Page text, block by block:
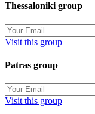
Thessaloniki group
Visit this group
Patras group
Visit this group